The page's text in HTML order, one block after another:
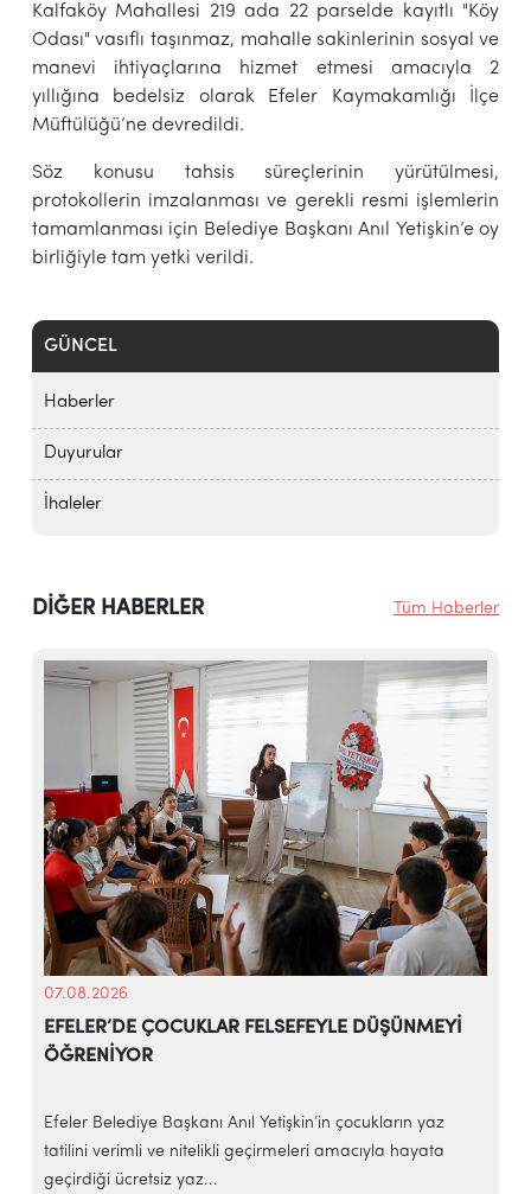
GÜNCEL
Haberler
Duyurular
İhaleler
Kalfaköy Mahallesi 219 ada 22 parselde kayıtlı "Köy
Odası" vasıflı taşınmaz, mahalle sakinlerinin sosyal ve
manevi ihtiyaçlarına hizmet etmesi amacıyla 2
yıllığına bedelsiz olarak Efeler Kaymakamlığı İlçe
Müftülüğü’ne devredildi.
Söz konusu tahsis süreçlerinin yürütülmesi,
protokollerin imzalanması ve gerekli resmi işlemlerin
tamamlanması için Belediye Başkanı Anıl Yetişkin’e oy
birliğiyle tam yetki verildi.
DİĞER HABERLER Tüm Haberler
07.08.2026
EFELER’DE ÇOCUKLAR FELSEFEYLE DÜŞÜNMEYİ
ÖĞRENİYOR
Efeler Belediye Başkanı Anıl Yetişkin’in çocukların yaz
tatilini verimli ve nitelikli geçirmeleri amacıyla hayata
geçirdiği ücretsiz yaz...